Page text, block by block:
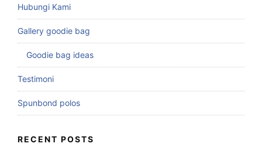
Hubungi Kami
Gallery goodie bag
Goodie bag ideas
Testimoni
Spunbond polos
RECENT POSTS